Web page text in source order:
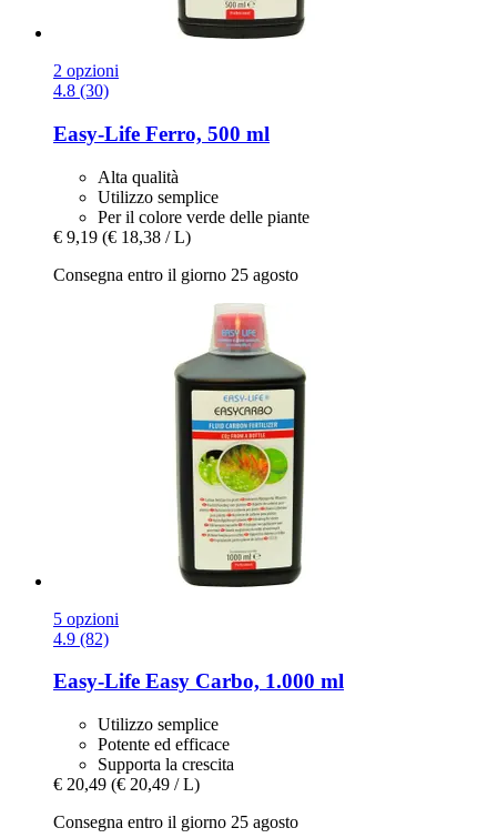
2 opzioni
4.8 (30)
Easy-Life Ferro, 500 ml
Alta qualità
Utilizzo semplice
Per il colore verde delle piante
€ 9,19 (€ 18,38 / L)
Consegna entro il giorno 25 agosto
5 opzioni
4.9 (82)
Easy-Life Easy Carbo, 1.000 ml
Utilizzo semplice
Potente ed efficace
Supporta la crescita
€ 20,49 (€ 20,49 / L)
Consegna entro il giorno 25 agosto